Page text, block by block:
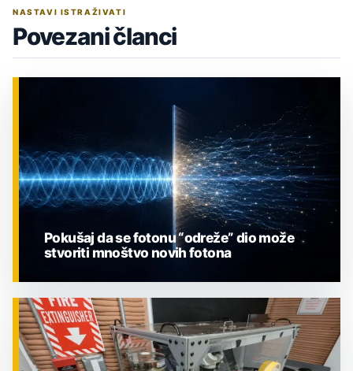
NASTAVI ISTRAŽIVATI
Povezani članci
ZNANOST
Pokušaj da se fotonu “odreže” dio može
stvoriti mnoštvo novih fotona